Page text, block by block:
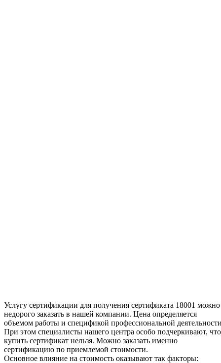
Услугу сертификации для получения сертификата 18001 можно
недорого заказать в нашей компании. Цена определяется
объемом работы и спецификой профессиональной
При этом специалисты нашего центра особо подчеркивают, что
купить сертификат нельзя. Можно заказать именно
сертификацию по приемлемой стоимости.
Основное влияние на стоимость оказывают так факторы: